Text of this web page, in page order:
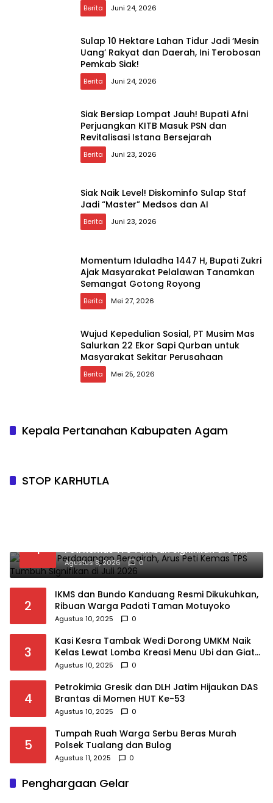
Berita Juni 24, 2026
Sulap 10 Hektare Lahan Tidur Jadi ‘Mesin
Uang’ Rakyat dan Daerah, Ini Terobosan
Pemkab Siak!
Berita Juni 24, 2026
Siak Bersiap Lompat Jauh! Bupati Afni
Perjuangkan KITB Masuk PSN dan
Revitalisasi Istana Bersejarah
Berita Juni 23, 2026
Siak Naik Level! Diskominfo Sulap Staf
Jadi “Master” Medsos dan AI
Berita Juni 23, 2026
Momentum Iduladha 1447 H, Bupati Zukri
Ajak Masyarakat Pelalawan Tanamkan
Semangat Gotong Royong
Berita Mei 27, 2026
Wujud Kepedulian Sosial, PT Musim Mas
Salurkan 22 Ekor Sapi Qurban untuk
Masyarakat Sekitar Perusahaan
Berita Mei 25, 2026
Kepala Pertanahan Kabupaten Agam
STOP KARHUTLA
1
Peti Kemas TPS Tumbuh Signifikan di Juli
2026
Agustus 8, 2026 0
2
IKMS dan Bundo Kanduang Resmi Dikukuhkan,
Ribuan Warga Padati Taman Motuyoko
Agustus 10, 2025 0
3
Kasi Kesra Tambak Wedi Dorong UMKM Naik
Kelas Lewat Lomba Kreasi Menu Ubi dan Giat
KSH Meriahkan HUT RI
Agustus 10, 2025 0
4
Petrokimia Gresik dan DLH Jatim Hijaukan DAS
Brantas di Momen HUT Ke-53
Agustus 10, 2025 0
5
Tumpah Ruah Warga Serbu Beras Murah
Polsek Tualang dan Bulog
Agustus 11, 2025 0
Penghargaan Gelar